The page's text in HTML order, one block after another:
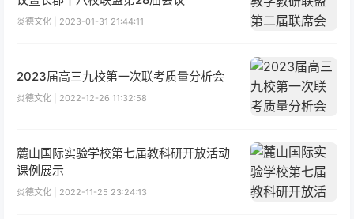
炎德文化 | 2023-01-31 21:44:11
2023届高三九校第一次联考质量分析会
炎德文化 | 2022-12-26 11:32:58
麓山国际实验学校第七届教科研开放活动
课例展示
炎德文化 | 2022-11-25 23:24:13